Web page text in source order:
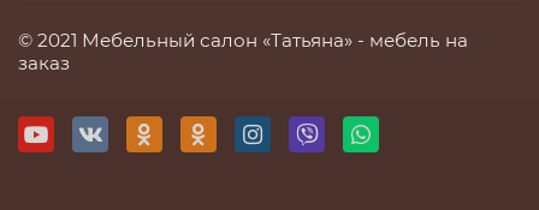
© 2021 Мебельный салон «Татьяна» - мебель на
заказ